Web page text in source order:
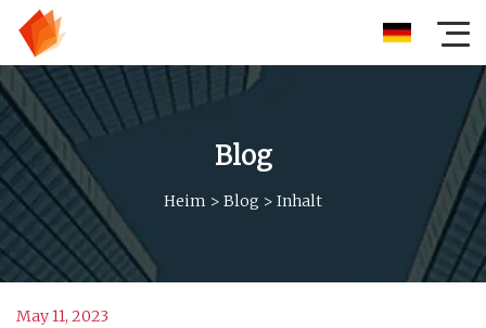
Blog
Heim > Blog > Inhalt
May 11, 2023